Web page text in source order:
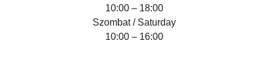
10:00 – 18:00
Szombat / Saturday
10:00 – 16:00